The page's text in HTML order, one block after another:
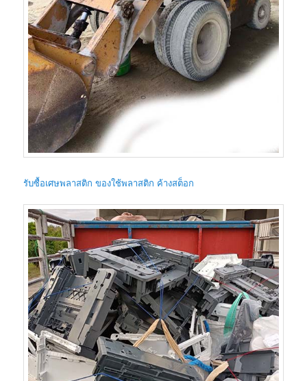
รับซื้อเศษพลาสติก ของใช้พลาสติก ค้างสต็อก